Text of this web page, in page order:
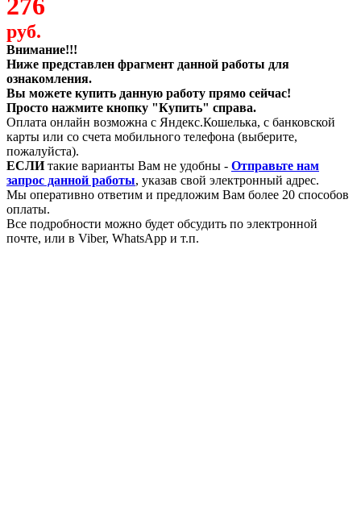
руб.
Внимание!!!
Ниже представлен фрагмент данной работы для
ознакомления.
Вы можете купить данную работу прямо сейчас!
Просто нажмите кнопку "Купить" справа.
Оплата онлайн возможна с Яндекс.Кошелька, с банковской
карты или со счета мобильного телефона (выберите,
пожалуйста).
ЕСЛИтакие варианты Вам не удобны - Отправьте нам
запрос данной работы, указав свой электронный адрес.
Мы оперативно ответим и предложим Вам более 20 способов
оплаты.
Все подробности можно будет обсудить по электронной
почте, или в Viber, WhatsApp и т.п.